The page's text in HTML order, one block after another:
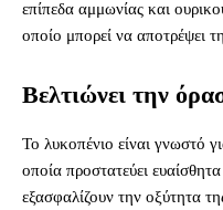
επίπεδα αμμωνίας και
οποίο μπορεί να αποτρέψει
Βελτιώνει την
Το λυκοπένιο είναι γνωστό
οποία προστατεύει
εξασφαλίζουν την οξύτητα